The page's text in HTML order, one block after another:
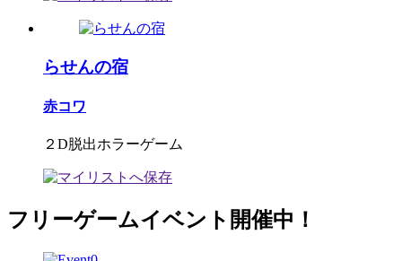
らせんの宿
赤コワ
２D脱出ホラーゲーム
フリーゲームイベント開催中！